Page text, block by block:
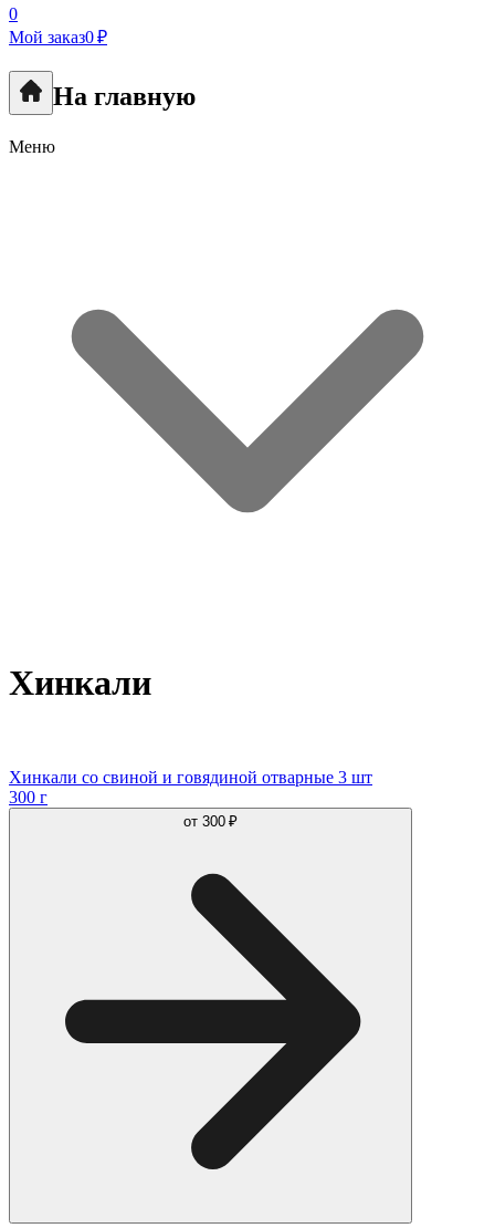
0
Мой заказ0 ₽
На главную
Меню
Хинкали
Хинкали со свиной и говядиной отварные 3 шт
300 г
от 300 ₽